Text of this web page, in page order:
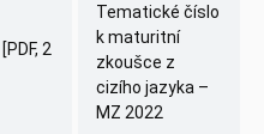
[PDF, 2
Tematické číslo
k maturitní
zkoušce z
cizího jazyka –
MZ 2022